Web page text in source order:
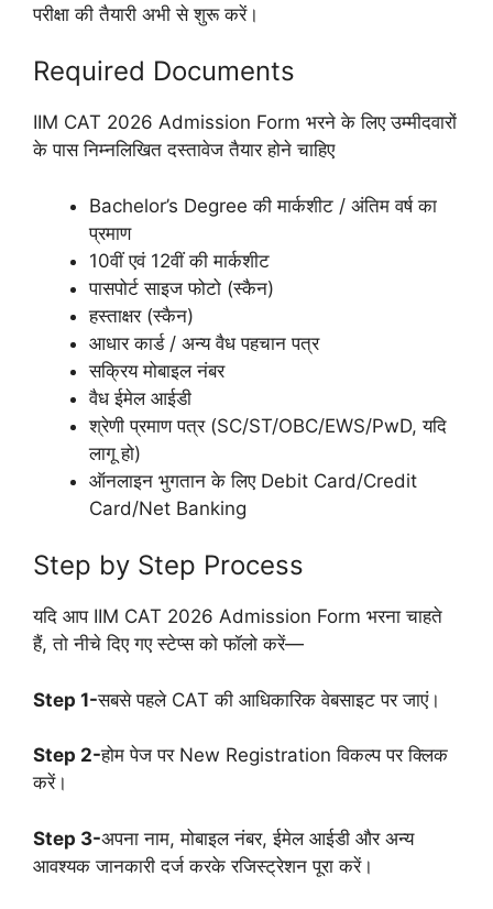
परीक्षा की तैयारी अभी से शुरू करें।
Required Documents
IIM CAT 2026 Admission Form भरने के लिए उम्मीदवारों
के पास निम्नलिखित दस्तावेज तैयार होने चाहिए
Bachelor’s Degree की मार्कशीट / अंतिम वर्ष का
प्रमाण
10वीं एवं 12वीं की मार्कशीट
पासपोर्ट साइज फोटो (स्कैन)
हस्ताक्षर (स्कैन)
आधार कार्ड / अन्य वैध पहचान पत्र
सक्रिय मोबाइल नंबर
वैध ईमेल आईडी
श्रेणी प्रमाण पत्र (SC/ST/OBC/EWS/PwD, यदि
लागू हो)
ऑनलाइन भुगतान के लिए Debit Card/Credit
Card/Net Banking
Step by Step Process
यदि आप IIM CAT 2026 Admission Form भरना चाहते
हैं, तो नीचे दिए गए स्टेप्स को फॉलो करें—
Step 1-सबसे पहले CAT की आधिकारिक वेबसाइट पर जाएं।
Step 2-होम पेज पर New Registration विकल्प पर क्लिक
करें।
Step 3-अपना नाम, मोबाइल नंबर, ईमेल आईडी और अन्य
आवश्यक जानकारी दर्ज करके रजिस्ट्रेशन पूरा करें।